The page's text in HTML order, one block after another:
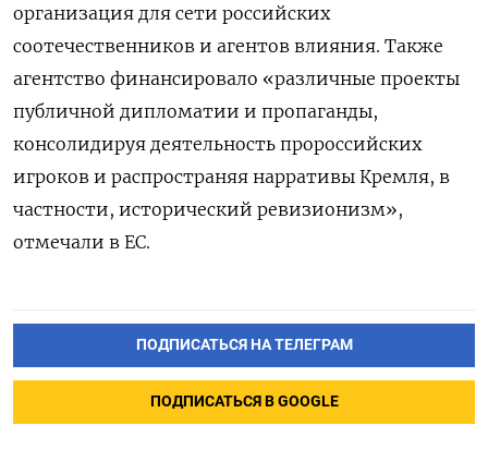
организация для сети российских
соотечественников и агентов влияния. Также
агентство финансировало «различные проекты
публичной дипломатии и пропаганды,
консолидируя деятельность пророссийских
игроков и распространяя нарративы Кремля, в
частности, исторический ревизионизм»,
отмечали в ЕС.
ПОДПИСАТЬСЯ НА ТЕЛЕГРАМ
ПОДПИСАТЬСЯ В GOOGLE